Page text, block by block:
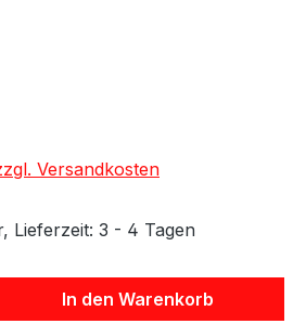
Versandkosten
Lieferzeit: 3 - 4 Tagen
Gib den
In den Warenkorb